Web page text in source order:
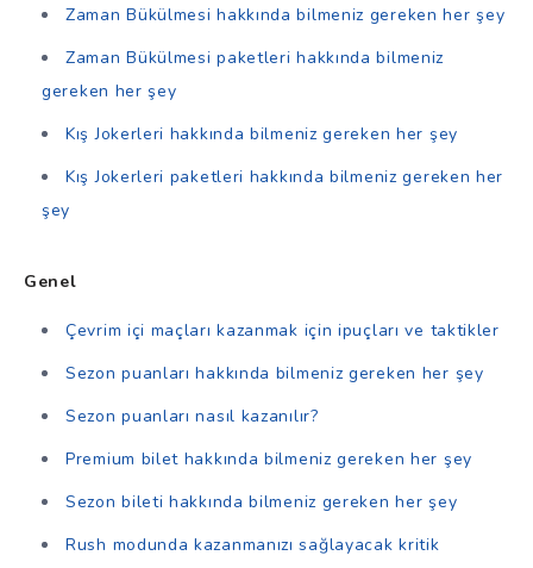
Zaman Bükülmesi hakkında bilmeniz gereken her şey
Zaman Bükülmesi paketleri hakkında bilmeniz
gereken her şey
Kış Jokerleri hakkında bilmeniz gereken her şey
Kış Jokerleri paketleri hakkında bilmeniz gereken her
şey
Genel
Çevrim içi maçları kazanmak için ipuçları ve taktikler
Sezon puanları hakkında bilmeniz gereken her şey
Sezon puanları nasıl kazanılır?
Premium bilet hakkında bilmeniz gereken her şey
Sezon bileti hakkında bilmeniz gereken her şey
Rush modunda kazanmanızı sağlayacak kritik